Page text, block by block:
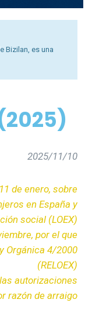
Bizilan, es una
2025/11/10
de enero, sobre
en España y
social (LOEX)
por el que
Orgánica 4/2000
(RELOEX)
autorizaciones
razón de arraigo